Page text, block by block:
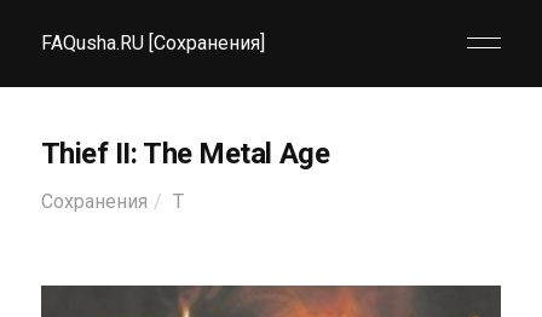
FAQusha.RU [Сохранения]
Thief II: The Metal Age
Сохранения T